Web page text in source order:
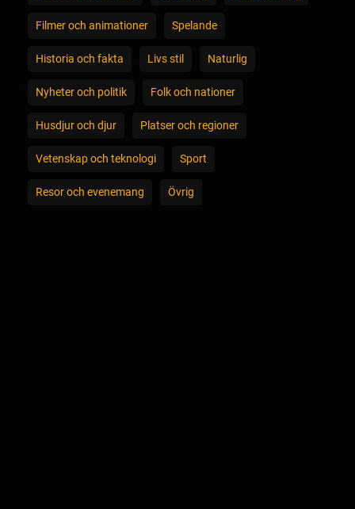
Filmer och animationer Spelande
Historia och fakta Livs stil Naturlig
Nyheter och politik Folk och nationer
Husdjur och djur Platser och regioner
Vetenskap och teknologi Sport
Resor och evenemang Övrig